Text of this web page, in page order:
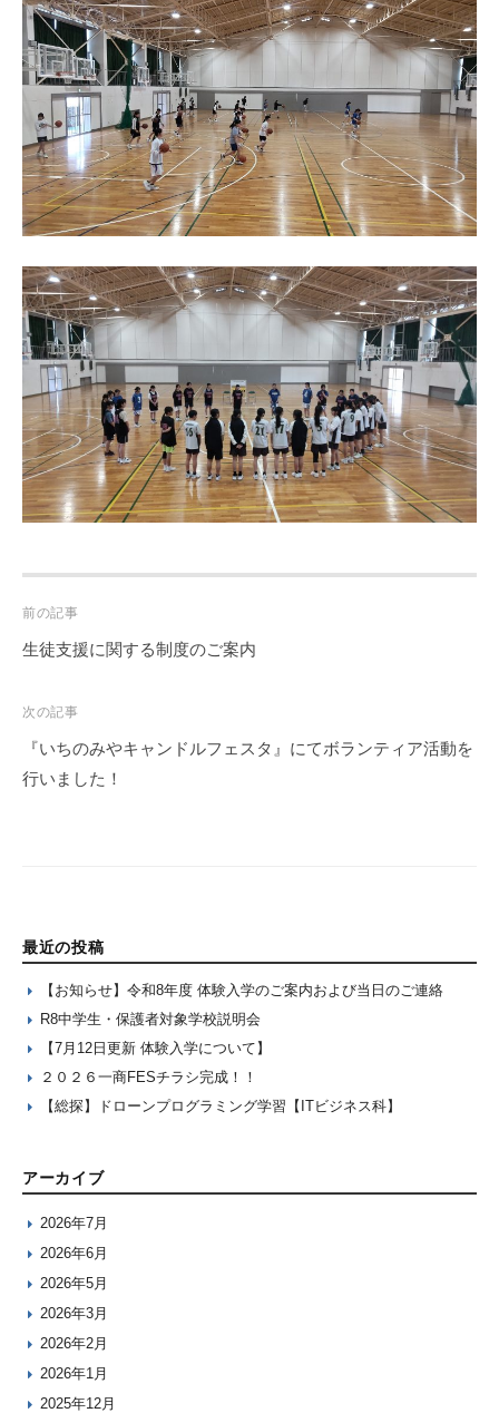
Post
navigation
前の記事
生徒支援に関する制度のご案内
次の記事
『いちのみやキャンドルフェスタ』にてボランティア活動を
行いました！
最近の投稿
【お知らせ】令和8年度 体験入学のご案内および当日のご連絡
R8中学生・保護者対象学校説明会
【7月12日更新 体験入学について】
２０２６一商FESチラシ完成！！
【総探】ドローンプログラミング学習【ITビジネス科】
アーカイブ
2026年7月
2026年6月
2026年5月
2026年3月
2026年2月
2026年1月
2025年12月